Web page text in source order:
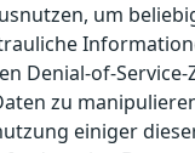
um
Denial-of-Service-
zu
einiger